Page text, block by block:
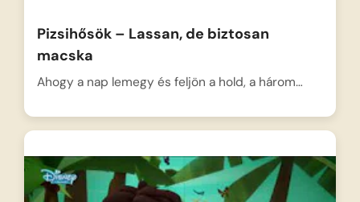
Pizsihősök – Lassan, de biztosan
macska
Ahogy a nap lemegy és feljön a hold, a három…